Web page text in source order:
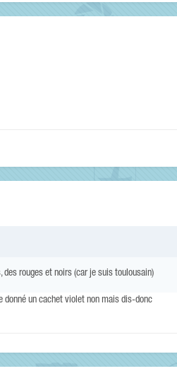
rouges et noirs (car je suis toulousain)
donné un cachet violet non mais dis-donc